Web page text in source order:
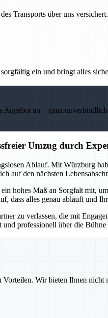
Transports über uns versichert.
ein und bringt alles
Angebot an – ganz
Umzug durch
Ablauf. Mit Würzburg
auf den nächsten
hohes Maß an Sorgfalt mit,
dass alles genau abläuft und
zu verlassen, die mit
professionell über die
Wir bieten Ihnen